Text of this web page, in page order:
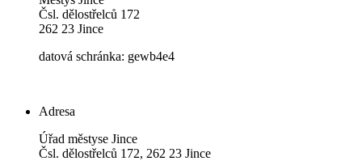
Čsl. dělostřelců 172
262 23 Jince
datová schránka: gewb4e4
Adresa
Úřad městyse Jince
Čsl. dělostřelců 172, 262 23 Jince